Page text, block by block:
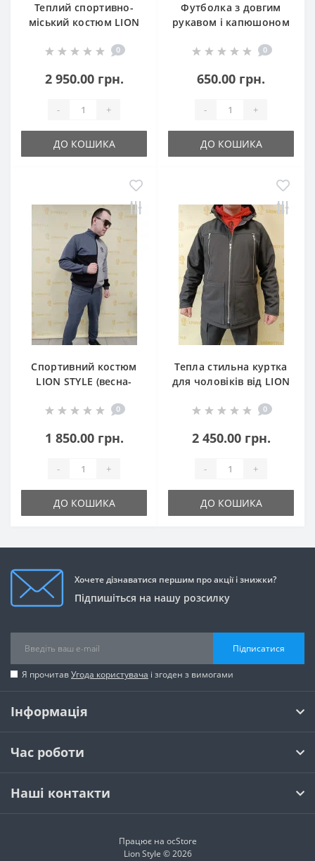
Теплий спортивно-
міський костюм LION
0
2 950.00 грн.
- +
ДО КОШИКА
Футболка з довгим
рукавом і капюшоном
Style
0
650.00 грн.
- +
ДО КОШИКА
Спортивний костюм
LION STYLE (весна-
0
1 850.00 грн.
- +
ДО КОШИКА
Тепла стильна куртка
для чоловіків від LION
0
2 450.00 грн.
- +
ДО КОШИКА
Хочете дізнаватися першим про акції і знижки?
Підпишіться на нашу розсилку
Підписатися
Я прочитавУгода користувача і згоден з вимогами
Інформація
Час роботи
Наші контакти
Працює на ocStore
Lion Style © 2026